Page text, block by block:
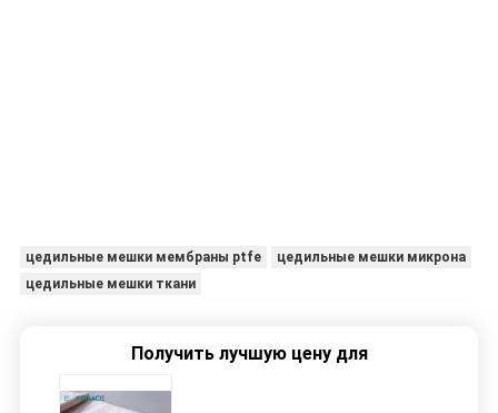
цедильные мешки мембраны ptfe
цедильные мешки микрона
цедильные мешки ткани
Получить лучшую цену для